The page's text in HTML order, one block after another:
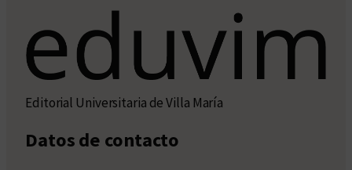
Editorial Universitaria de Villa María
Datos de contacto